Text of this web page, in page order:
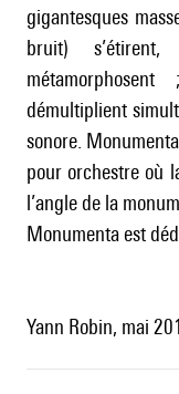
gigantesques
bruit)
démultiplient
sonore.
pour orchestre où
l’angle de la
Monumenta est
Yann Robin, mai